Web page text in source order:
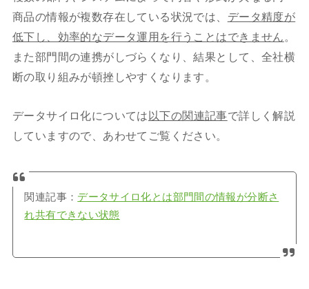
商品の情報が複数存在している状況では、 データ精度が
低下し、効率的なデータ運用を行うことはできません 。
また部門間の連携がしづらくなり、結果として、全社横
断の取り組みが頓挫しやすくなります。
データサイロ化については 以下の関連記事で詳しく解説
していますので、あわせてご覧ください。
関連記事： データサイロ化とは部門間の情報が分断さ
れ共有できない状態